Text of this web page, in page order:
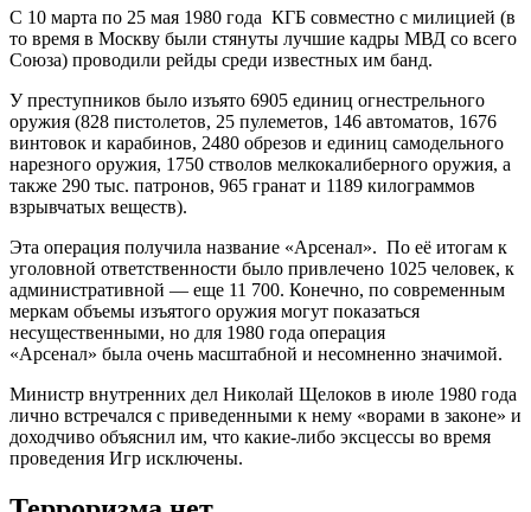
С 10 марта по 25 мая 1980 года КГБ совместно с милицией (в
то время в Москву были стянуты лучшие кадры МВД со всего
Союза) проводили рейды среди известных им банд.
У преступников было изъято 6905 единиц огнестрельного
оружия (828 пистолетов, 25 пулеметов, 146 автоматов, 1676
винтовок и карабинов, 2480 обрезов и единиц самодельного
нарезного оружия, 1750 стволов мелкокалиберного оружия, а
также 290 тыс. патронов, 965 гранат и 1189 килограммов
взрывчатых веществ).
Эта операция получила название «Арсенал». По её итогам к
уголовной ответственности было привлечено 1025 человек, к
административной — еще 11 700. Конечно, по современным
меркам объемы изъятого оружия могут показаться
несущественными, но для 1980 года операция
«Арсенал» была очень масштабной и несомненно значимой.
Министр внутренних дел Николай Щелоков в июле 1980 года
лично встречался с приведенными к нему «ворами в законе» и
доходчиво объяснил им, что какие-либо эксцессы во время
проведения Игр исключены.